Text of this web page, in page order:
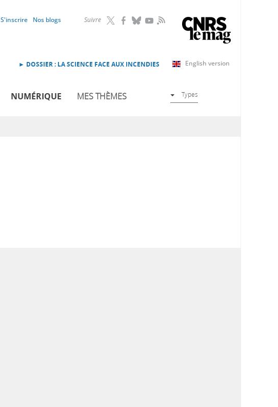
Suivre RSS
S'inscrire Nos blogs
English version
► DOSSIER : LA SCIENCE FACE AUX INCENDIES
NUMÉRIQUE MES THÈMES Types